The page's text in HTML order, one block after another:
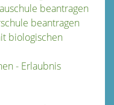
beantragen
beantragen
biologischen
- Erlaubnis